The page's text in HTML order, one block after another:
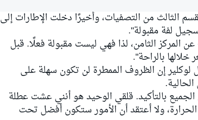
الثالث من التصفيات، وأخيرًا دخلت الإطارات إلى
لفة مقبولة".
المركز الثامن، لذا فهي ليست مقبولة فعلًا. قبل
بالراحة".
لوكلير إن الظروف الممطرة لن تكون سهلة على
بالتأكيد. قلقي الوحيد هو أنني عشت عطلة
ولا أعتقد أن الأمور ستكون أفضل تحت